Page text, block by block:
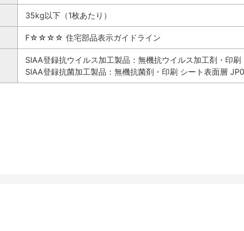
35kg以下（1枚あたり）
F☆☆☆☆ 住宅部品表示ガイドライン
SIAA登録抗ウイルス加工製品：無機抗ウイルス加工剤・印
SIAA登録抗菌加工製品：無機抗菌剤・印刷 シート表面層